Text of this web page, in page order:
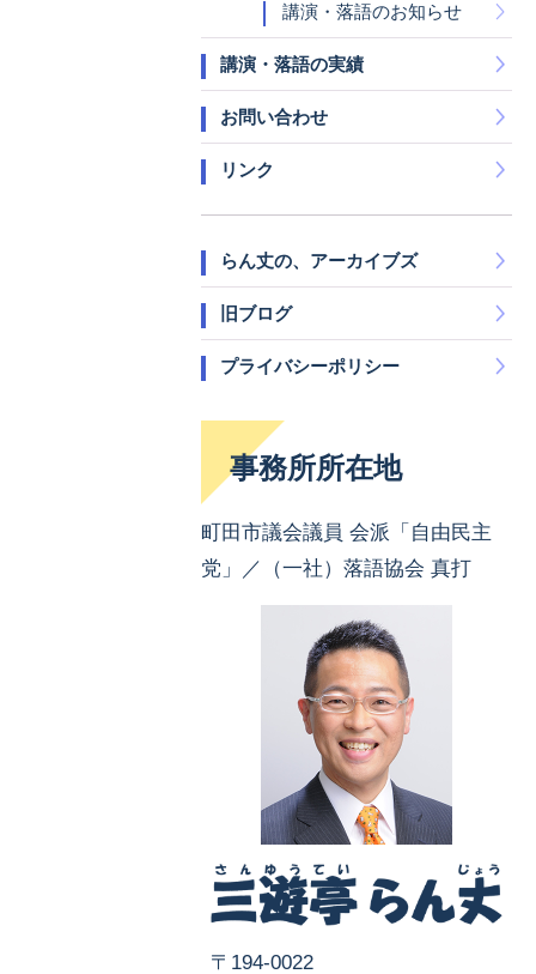
講演・落語のお知らせ
講演・落語の実績
お問い合わせ
リンク
らん丈の、アーカイブズ
旧ブログ
プライバシーポリシー
事務所所在地
町田市議会議員 会派「自由民主
党」／（一社）落語協会 真打
〒194-0022